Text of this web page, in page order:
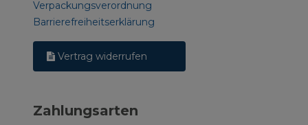
Verpackungsverordnung
Barrierefreiheitserklärung
Vertrag widerrufen
Zahlungsarten